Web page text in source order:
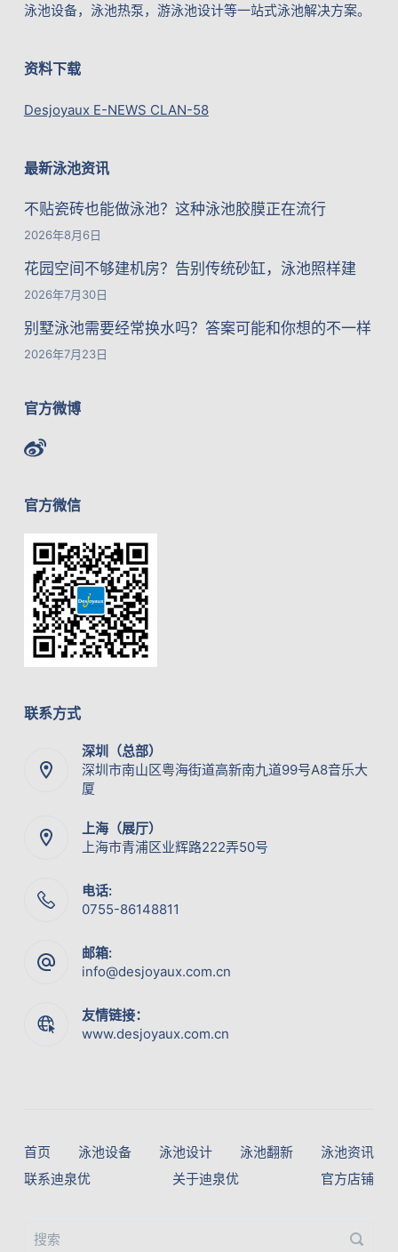
泳池设备，泳池热泵，游泳池设计等一站式泳池解决方案。
资料下载
Desjoyaux E-NEWS CLAN-58
最新泳池资讯
不贴瓷砖也能做泳池？这种泳池胶膜正在流行
2026年8月6日
花园空间不够建机房？告别传统砂缸，泳池照样建
2026年7月30日
别墅泳池需要经常换水吗？答案可能和你想的不一样
2026年7月23日
官方微博
官方微信
联系方式
深圳（总部）
深圳市南山区粤海街道高新南九道99号A8音乐大
厦
上海（展厅）
上海市青浦区业辉路222弄50号
电话:
0755-86148811
邮箱:
info@desjoyaux.com.cn
友情链接：
www.desjoyaux.com.cn
首页 泳池设备 泳池设计 泳池翻新
泳池资讯
联系迪泉优
关于迪泉优 官方店铺